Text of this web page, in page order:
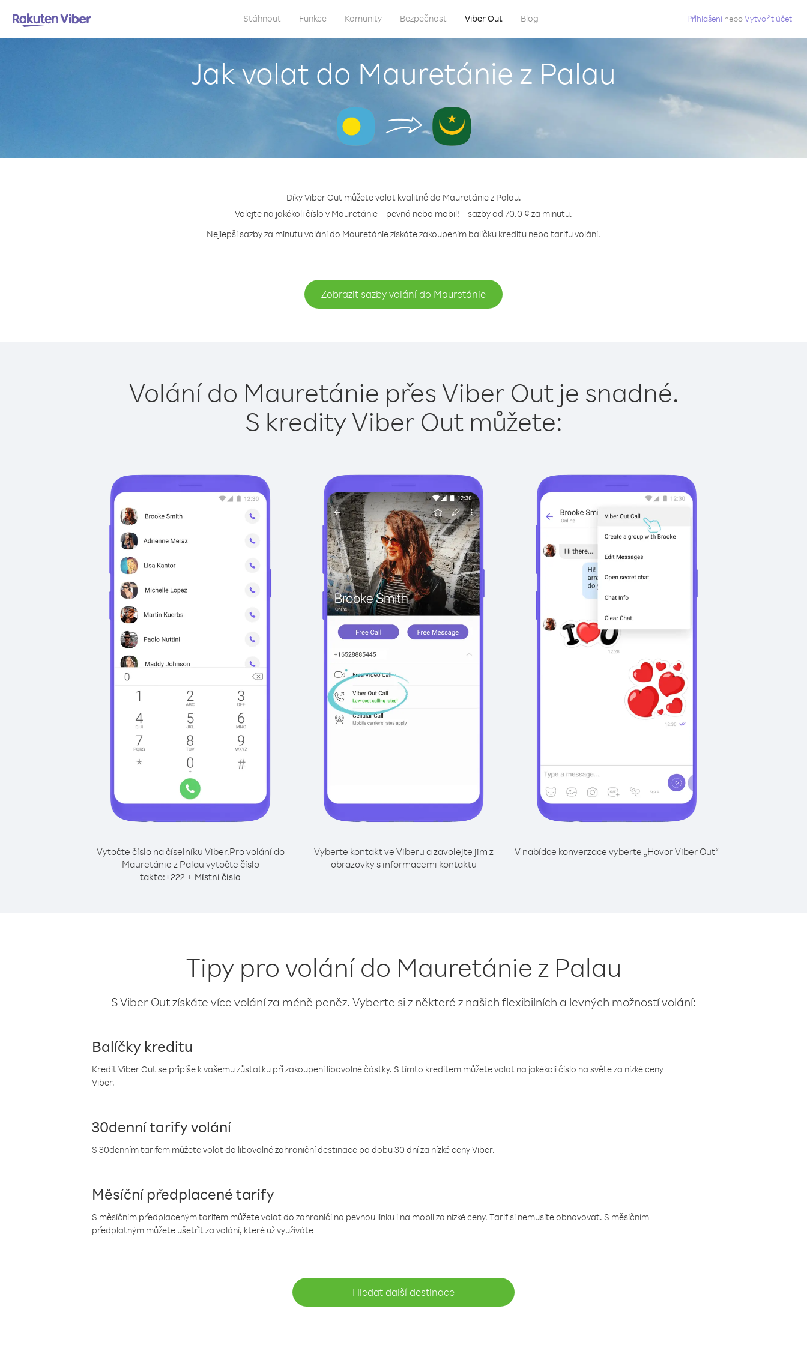
Stáhnout Funkce Komunity Bezpečnost Viber Out Blog Přihlášení neboVytvořit účet
Jak volat do Mauretánie z Palau
Díky Viber Out můžete volat kvalitně do Mauretánie z Palau.
Volejte na jakékoli číslo v Mauretánie – pevná nebo mobil! – sazby od 70.0 ¢ za minutu.
Nejlepší sazby za minutu volání do Mauretánie získáte zakoupením balíčku kreditu nebo tarifu volání.
Zobrazit sazby volání do Mauretánie
Volání do Mauretánie přes Viber Out je snadné.
S kredity Viber Out můžete:
Vytočte číslo na číselníku Viber.Pro volání do
Mauretánie z Palau vytočte číslo
takto:+222 + Místní číslo
Vyberte kontakt ve Viberu a zavolejte jim z
obrazovky s informacemi kontaktu
V nabídce konverzace vyberte „Hovor Viber Out“
Tipy pro volání do Mauretánie z Palau
S Viber Out získáte více volání za méně peněz. Vyberte si z některé z našich flexibilních a levných možností volání:
Balíčky kreditu
Kredit Viber Out se připíše k vašemu zůstatku při zakoupení libovolné částky. S tímto kreditem můžete volat na jakékoli číslo na světe za nízké ceny
Viber.
30denní tarify volání
S 30denním tarifem můžete volat do libovolné zahraniční destinace po dobu 30 dní za nízké ceny Viber.
Měsíční předplacené tarify
S měsíčním předplaceným tarifem můžete volat do zahraničí na pevnou linku i na mobil za nízké ceny. Tarif si nemusíte obnovovat. S měsíčním
předplatným můžete ušetřit za volání, které už využíváte
Hledat další destinace